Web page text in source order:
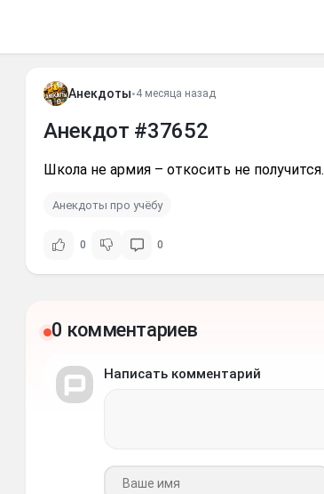
Анекдоты•4 месяца назад
Анекдот #37652
Школа не армия – откосить не получится.
Анекдоты про учёбу
0 0
0 комментариев
Написать комментарий
Ваше имя